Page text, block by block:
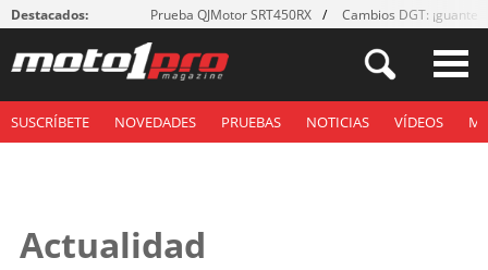
Destacados: Prueba QJMotor SRT450RX Cambios DGT: ¡guantes!
SUSCRÍBETE NOVEDADES PRUEBAS NOTICIAS VÍDEOS
Actualidad